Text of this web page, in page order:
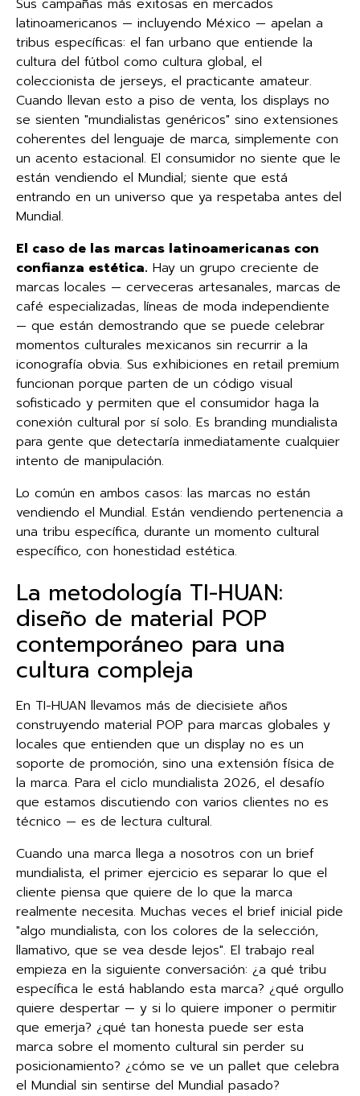
latinoamericanos — incluyendo México — apelan a
tribus específicas: el fan urbano que entiende la
cultura del fútbol como cultura global, el
coleccionista de jerseys, el practicante amateur.
Cuando llevan esto a piso de venta, los displays no
se sienten "mundialistas genéricos" sino extensiones
coherentes del lenguaje de marca, simplemente con
un acento estacional. El consumidor no siente que le
están vendiendo el Mundial; siente que está
entrando en un universo que ya respetaba antes del
Mundial.
El caso de las marcas latinoamericanas con
confianza estética. Hay un grupo creciente de
marcas locales — cerveceras artesanales, marcas de
café especializadas, líneas de moda independiente
— que están demostrando que se puede celebrar
momentos culturales mexicanos sin recurrir a la
iconografía obvia. Sus exhibiciones en retail premium
funcionan porque parten de un código visual
sofisticado y permiten que el consumidor haga la
conexión cultural por sí solo. Es branding mundialista
para gente que detectaría inmediatamente cualquier
intento de manipulación.
Lo común en ambos casos: las marcas no están
vendiendo el Mundial. Están vendiendo pertenencia a
una tribu específica, durante un momento cultural
específico, con honestidad estética.
La metodología TI-HUAN:
diseño de material POP
contemporáneo para una
cultura compleja
En TI-HUAN llevamos más de diecisiete años
construyendo material POP para marcas globales y
locales que entienden que un display no es un
soporte de promoción, sino una extensión física de
la marca. Para el ciclo mundialista 2026, el desafío
que estamos discutiendo con varios clientes no es
técnico — es de lectura cultural.
Cuando una marca llega a nosotros con un brief
mundialista, el primer ejercicio es separar lo que el
cliente piensa que quiere de lo que la marca
realmente necesita. Muchas veces el brief inicial pide
"algo mundialista, con los colores de la selección,
llamativo, que se vea desde lejos". El trabajo real
empieza en la siguiente conversación: ¿a qué tribu
específica le está hablando esta marca? ¿qué orgullo
quiere despertar — y si lo quiere imponer o permitir
que emerja? ¿qué tan honesta puede ser esta
marca sobre el momento cultural sin perder su
posicionamiento? ¿cómo se ve un pallet que celebra
el Mundial sin sentirse del Mundial pasado?